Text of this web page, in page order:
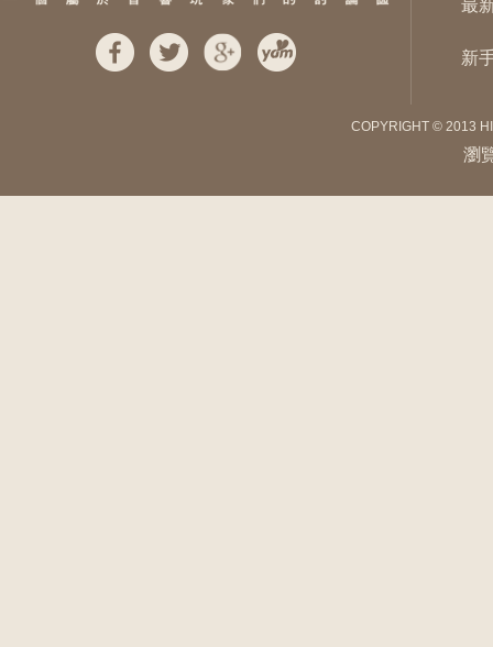
最
新
COPYRIGHT © 2013
瀏